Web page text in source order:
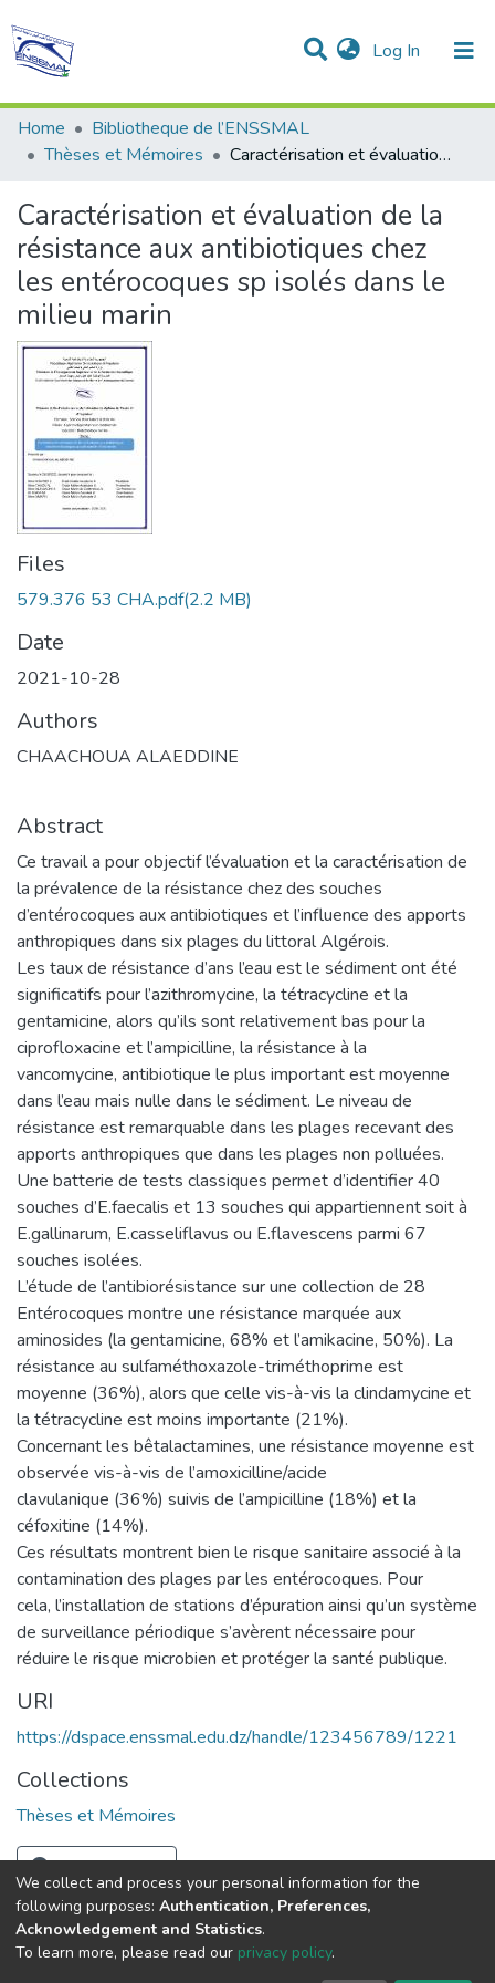
Log In (current)
Communities & Collections
Statistics
All of DSpace
Home
Bibliotheque de l’ENSSMAL
Thèses et Mémoires
Caractérisation et évaluation de la résistance aux antibiotiques chez les entérocoques sp isolés dans le milieu marin
Caractérisation et évaluation de la
résistance aux antibiotiques chez
les entérocoques sp isolés dans le
milieu marin
Files
579.376 53 CHA.pdf(2.2 MB)
Date
2021-10-28
Authors
CHAACHOUA ALAEDDINE
Abstract
Ce travail a pour objectif l’évaluation et la caractérisation de
la prévalence de la résistance chez des souches
d’entérocoques aux antibiotiques et l’influence des apports
anthropiques dans six plages du littoral Algérois.
Les taux de résistance d’ans l’eau est le sédiment ont été
significatifs pour l’azithromycine, la tétracycline et la
gentamicine, alors qu’ils sont relativement bas pour la
ciprofloxacine et l’ampicilline, la résistance à la
vancomycine, antibiotique le plus important est moyenne
dans l’eau mais nulle dans le sédiment. Le niveau de
résistance est remarquable dans les plages recevant des
apports anthropiques que dans les plages non polluées.
Une batterie de tests classiques permet d’identifier 40
souches d’E.faecalis et 13 souches qui appartiennent soit à
E.gallinarum, E.casseliflavus ou E.flavescens parmi 67
souches isolées.
L’étude de l’antibiorésistance sur une collection de 28
Entérocoques montre une résistance marquée aux
aminosides (la gentamicine, 68% et l’amikacine, 50%). La
résistance au sulfaméthoxazole-triméthoprime est
moyenne (36%), alors que celle vis-à-vis la clindamycine et
la tétracycline est moins importante (21%).
Concernant les bêtalactamines, une résistance moyenne est
observée vis-à-vis de l’amoxicilline/acide
clavulanique (36%) suivis de l’ampicilline (18%) et la
céfoxitine (14%).
Ces résultats montrent bien le risque sanitaire associé à la
contamination des plages par les entérocoques. Pour
cela, l’installation de stations d’épuration ainsi qu’un système
de surveillance périodique s’avèrent nécessaire pour
réduire le risque microbien et protéger la santé publique.
URI
https://dspace.enssmal.edu.dz/handle/123456789/1221
Collections
Thèses et Mémoires
Full item page
© 2025 ENSSMAL – Tous droits réservés.
We collect and process your personal information for the
following purposes: Authentication, Preferences,
Acknowledgement and Statistics.
To learn more, please read our privacy policy.